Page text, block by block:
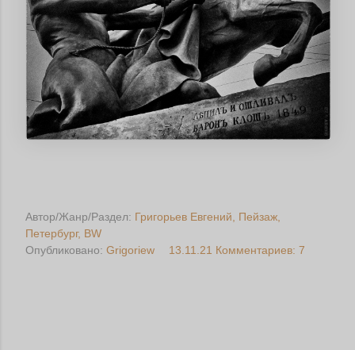
Автор/Жанр/Раздел: Григорьев Евгений
Пейзаж
Петербург BW
Опубликовано: Grigoriew 13.11.21 Комментариев: 7